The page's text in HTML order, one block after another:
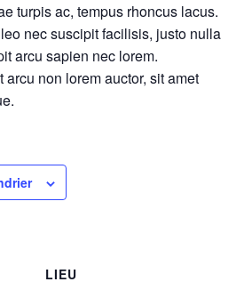
turpis ac, tempus rhoncus lacus.
nec suscipit facilisis, justo nulla
arcu sapien nec lorem.
non lorem auctor, sit amet
LIEU